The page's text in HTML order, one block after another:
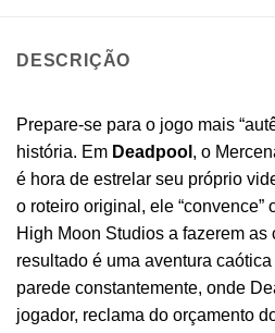
DESCRIÇÃO
Prepare-se para o jogo mais
história. Em Deadpool , o
é hora de estrelar seu próprio
o roteiro original, ele “convence”
High Moon Studios a fazerem
resultado é uma aventura
parede constantemente, onde
jogador, reclama do orçamento